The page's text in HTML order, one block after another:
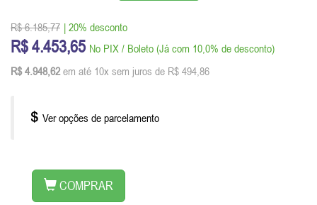
R$ 6.185,77 | 20% desconto
R$ 4.453,65 No PIX / Boleto (Já com 10,0% de desconto)
R$ 4.948,62 em até 10x sem juros de R$ 494,86
Ver opções de parcelamento
COMPRAR